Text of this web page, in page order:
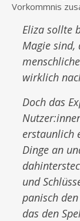
Vorkommnis
Eliza sollte
Magie sind,
wirklich
Doch das
erstaunlich
Dinge an
und
panisch
das den